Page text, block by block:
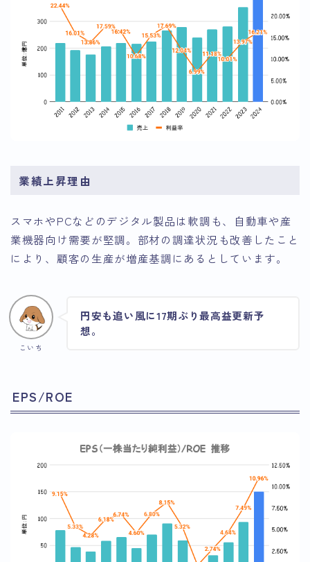
業績上昇理由
スマホやPCなどのデジタル製品は軟調も、自動車や産
業機器向け需要が堅調。部材の調達状況も改善したこと
により、顧客の生産が増産基調にあるとしています。
こいち
円安も追い風に17期ぶり最高益更新予
想。
EPS/ROE